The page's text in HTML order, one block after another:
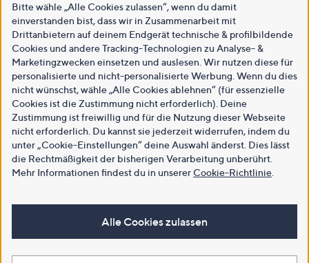
Bitte wähle „Alle Cookies zulassen“, wenn du damit
einverstanden bist, dass wir in Zusammenarbeit mit
Drittanbietern auf deinem Endgerät technische & profilbildende
Cookies und andere Tracking-Technologien zu Analyse- &
Marketingzwecken einsetzen und auslesen. Wir nutzen diese für
personalisierte und nicht-personalisierte Werbung. Wenn du dies
nicht wünschst, wähle „Alle Cookies ablehnen“ (für essenzielle
Cookies ist die Zustimmung nicht erforderlich). Deine
Zustimmung ist freiwillig und für die Nutzung dieser Webseite
nicht erforderlich. Du kannst sie jederzeit widerrufen, indem du
unter „Cookie-Einstellungen“ deine Auswahl änderst. Dies lässt
die Rechtmäßigkeit der bisherigen Verarbeitung unberührt.
Mehr Informationen findest du in unsererCookie-Richtlinie
Alle Cookies zulassen